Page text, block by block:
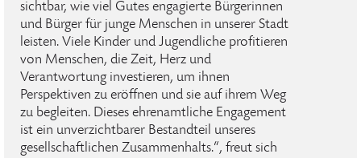
sichtbar, wie viel Gutes engagierte Bürgerinnen
und Bürger für junge Menschen in unserer Stadt
leisten. Viele Kinder und Jugendliche profitieren
von Menschen, die Zeit, Herz und
Verantwortung investieren, um ihnen
Perspektiven zu eröffnen und sie auf ihrem Weg
zu begleiten. Dieses ehrenamtliche Engagement
ist ein unverzichtbarer Bestandteil unseres
gesellschaftlichen Zusammenhalts.“, freut sich